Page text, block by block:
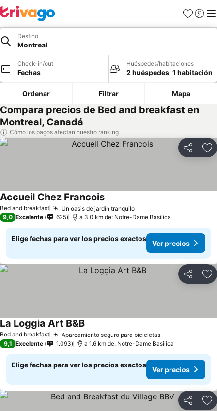
Favoritos
Iniciar
Destino
Montreal
Check-in/out
Fechas
Huéspedes/habitaciones
2 huéspedes, 1 habitación
Ordenar Filtrar Mapa
Compara precios de Bed and breakfast en
Montreal, Canadá
Cómo los pagos afectan nuestro ranking
Compartir
Bed and breakfast Un oasis de jardín tranquiloVer precios
Accueil Chez FrancoisVer precios
9,0 Excelente 625 a 3.0 km de: Notre-Dame Basilica
Elige fechas para ver los precios exactos
Ver precios
Compartir
Bed and breakfast Aparcamiento seguro para bicicletasVer precios
La Loggia Art B&BVer precios
9,1 Excelente 1.093 a 1.6 km de: Notre-Dame Basilica
Elige fechas para ver los precios exactos
Ver precios
Compartir